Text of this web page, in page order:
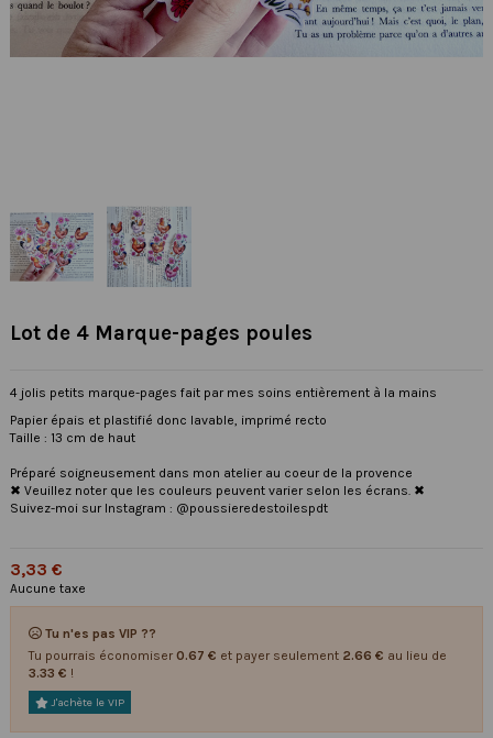
Lot de 4 Marque-pages poules
4 jolis petits marque-pages fait par mes soins entièrement à la mains
Papier épais et plastifié donc lavable, imprimé recto
Taille : 13 cm de haut
Préparé soigneusement dans mon atelier au coeur de la provence
✖ Veuillez noter que les couleurs peuvent varier selon les écrans. ✖
Suivez-moi sur Instagram : @poussieredestoilespdt
3,33 €
Aucune taxe
Tu n'es pas VIP ??
Tu pourrais économiser 0.67 € et payer seulement 2.66 € au lieu de
3.33 € !
J'achète le VIP